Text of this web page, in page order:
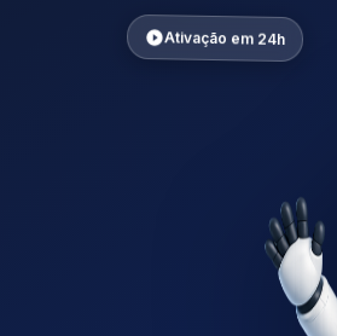
Ativação em 24h